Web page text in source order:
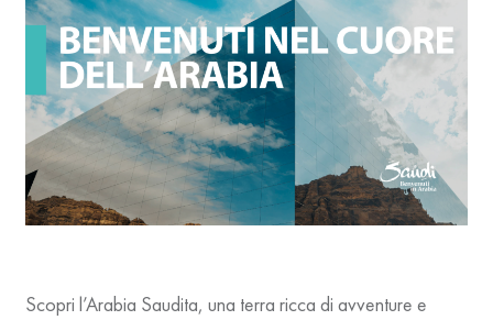
Scopri l’Arabia Saudita, una terra ricca di avventure e